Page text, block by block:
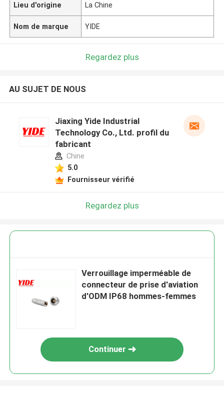
Lieu d'origine La Chine
Nom de marque YIDE
Regardez plus
AU SUJET DE NOUS
Jiaxing Yide Industrial
Technology Co., Ltd. profil du
fabricant
Chine
5.0
Fournisseur vérifié
Regardez plus
Verrouillage imperméable de
connecteur de prise d'aviation
d'ODM IP68 hommes-femmes
Continuer